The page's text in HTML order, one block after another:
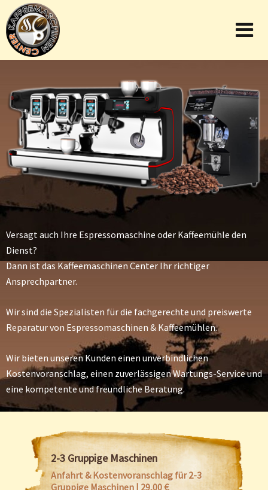
Versagt auch Ihre Espressomaschine oder Kaffeemühle den
Dienst?
Dann ist das Kaffeemaschinen Center Ihr richtiger
Ansprechpartner.
Wir sind die Spezialisten für die fachgerechte und preiswerte
Reparatur von Espressomaschinen & Kaffeemühlen.
Wir bieten unseren Kunden einen unverbindlichen
Kostenvoranschlag, einen zuverlässigen Wartungs-Service und
eine kompetente und freundliche Beratung.
2-3 Gruppige Maschinen
Anfahrt & Kostenvoranschlag für 2-3
Gruppige Maschinen | 29,00 €